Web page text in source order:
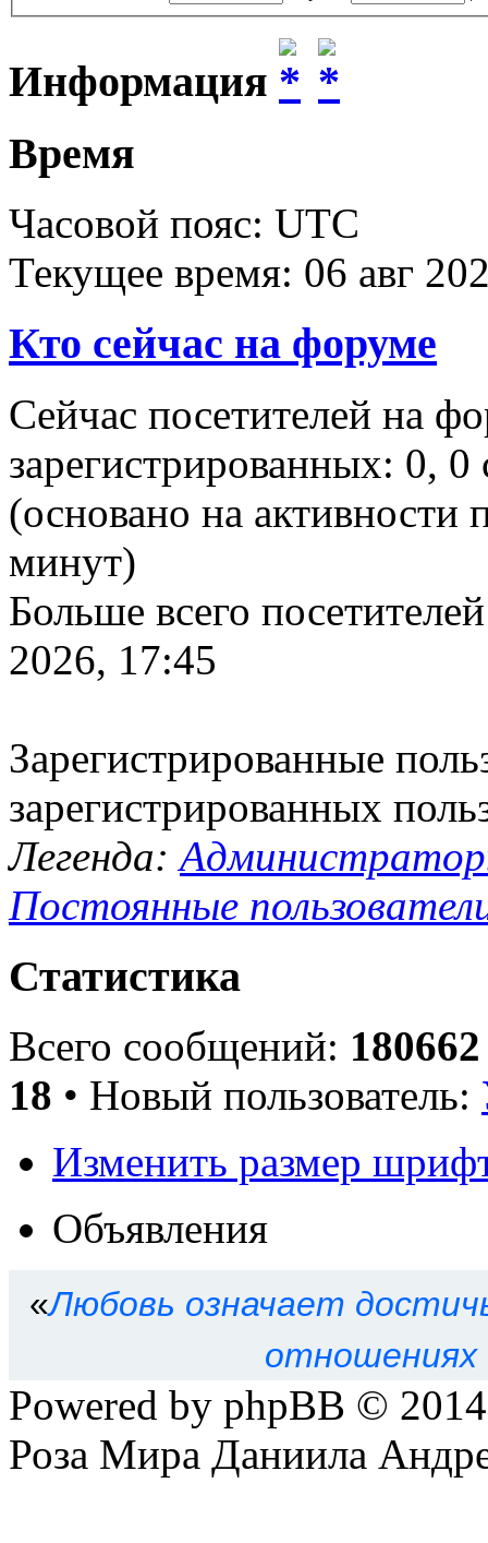
Информация
Время
Часовой пояс: UTC
Текущее время: 06 авг
Кто сейчас на форуме
Сейчас посетителей на
зарегистрированных: 0,
(основано на активности
минут)
Больше всего
2026, 17:45
Зарегистрированные
зарегистрированных
Легенда:
Постоянные
Статистика
Всего сообщений: 180662
18 • Новый пользователь:
Изменить размер
Объявления
«Любовь означает
Powered by phpBB ©
Роза Мира Даниила